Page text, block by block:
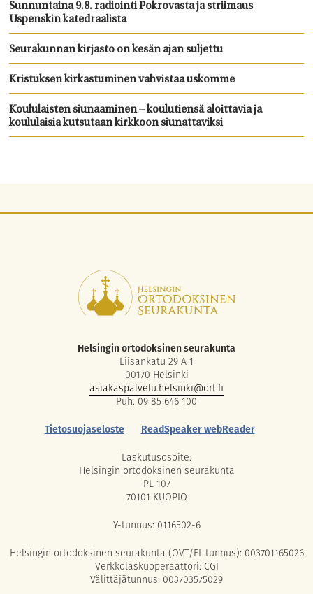
Sunnuntaina 9.8. radiointi Pokrovasta ja striimaus
Uspenskin katedraalista
Seurakunnan kirjasto on kesän ajan suljettu
Kristuksen kirkastuminen vahvistaa uskomme
Koululaisten siunaaminen – koulutiensä aloittavia ja
koululaisia kutsutaan kirkkoon siunattaviksi
Helsingin ortodoksinen seurakunta
Liisankatu 29 A 1
00170 Helsinki
asiakaspalvelu.helsinki@ort.fi
Puh. 09 85 646 100
Tietosuojaseloste
ReadSpeaker webReader
Laskutusosoite:
Helsingin ortodoksinen seurakunta
PL 107
70101 KUOPIO
Y-tunnus: 0116502-6
Helsingin ortodoksinen seurakunta (OVT/FI-tunnus): 003701165026
Verkkolaskuoperaattori: CGI
Välittäjätunnus: 003703575029